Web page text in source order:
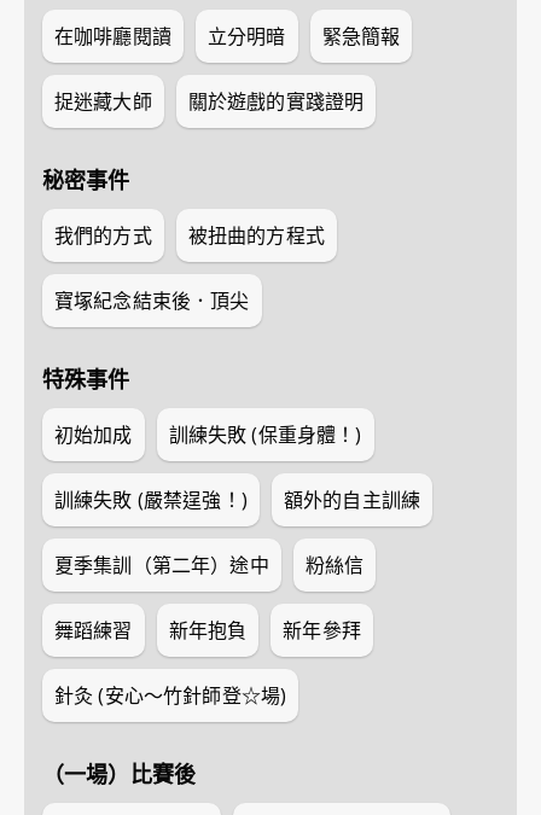
在咖啡廳閱讀 立分明暗 緊急簡報
捉迷藏大師 關於遊戲的實踐證明
秘密事件
我們的方式 被扭曲的方程式
寶塚紀念結束後．頂尖
特殊事件
初始加成 訓練失敗 (保重身體！)
訓練失敗 (嚴禁逞強！) 額外的自主訓練
夏季集訓（第二年）途中 粉絲信
舞蹈練習 新年抱負 新年參拜
針灸 (安心～竹針師登☆場)
（一場）比賽後